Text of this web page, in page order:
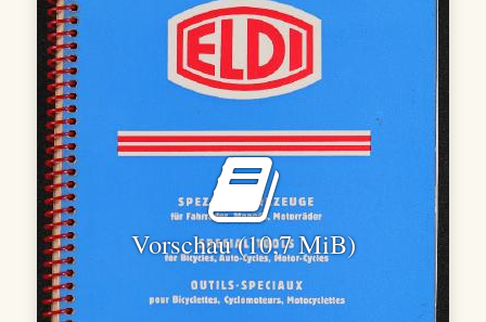
Vorschau (10,7 MiB)